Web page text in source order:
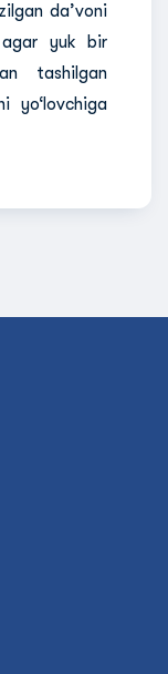
da’voni
yuk bir
tashilgan
yo‘lovchiga